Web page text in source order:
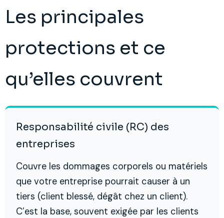
Les principales
protections et ce
qu’elles couvrent
Responsabilité civile (RC) des
entreprises
Couvre les dommages corporels ou matériels
que votre entreprise pourrait causer à un
tiers (client blessé, dégât chez un client).
C’est la base, souvent exigée par les clients